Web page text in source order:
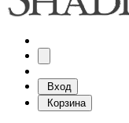
Вход
Корзина